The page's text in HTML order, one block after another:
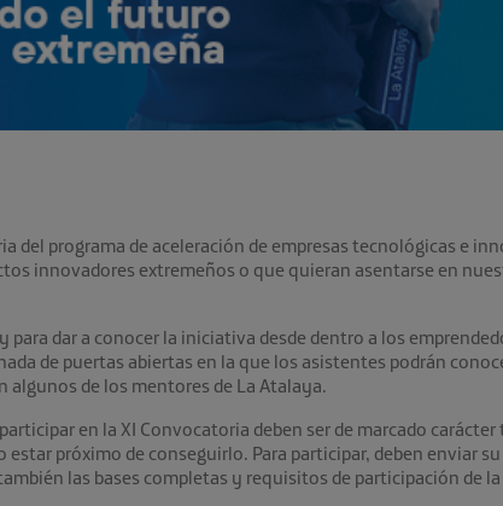
del programa de aceleración de empresas tecnológicas e
innovadores extremeños o que quieran asentarse en
dar a conocer la iniciativa desde dentro a los
de puertas abiertas en la que los asistentes podrán
de los mentores de La Atalaya.
en la XI Convocatoria deben ser de marcado
próximo de conseguirlo. Para participar, deben enviar
las bases completas y requisitos de participación de